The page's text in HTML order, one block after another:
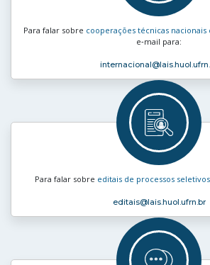
Para falar sobre cooperações técnicas
e‑mail para:
internacional
Para falar sobre editais de processos seletivos
editais@lais.huol.ufrn.br